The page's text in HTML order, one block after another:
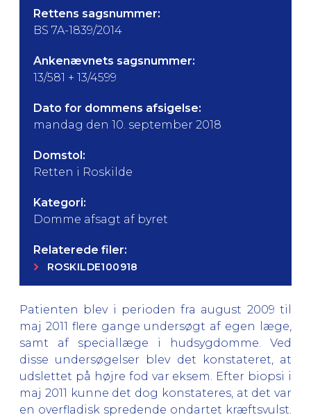
Rettens sagsnummer:
BS 7A-1839/2014
Ankenævnets sagsnummer:
13/581 + 13/4599
Dato for dommens afsigelse:
mandag den 10. september 2018
Domstol:
Retten i Roskilde
Kategori:
Domme afsagt af byret
Relaterede filer:
ROSKILDE100918
Patienten blev i perioden fra august 2009 til
maj 2011 flere gange undersøgt af egen læge,
samt af speciallæge i hudsygdomme. Ved
disse undersøgelser blev det konstateret, at
udslettet på højre fod var eksem. Efter biopsi i
maj 2011 kunne det dog konstateres, at det var
en overfladisk spredende ondartet kræftsvulst.